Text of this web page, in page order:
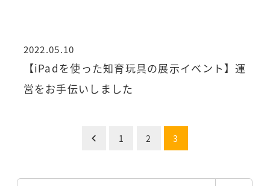
【iPadを使った知育玩具の展示イベント】運
営をお手伝いしました
投稿日
2022.05.10
1 2 3